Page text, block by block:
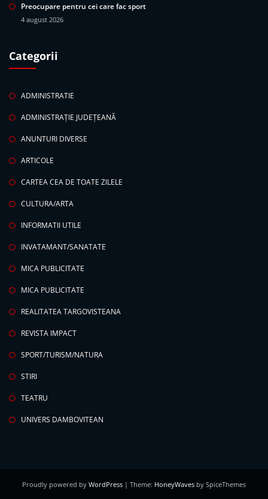
Preocupare pentru cei care fac sport
4 august 2026
Categorii
ADMINISTRATIE
ADMINISTRAȚIE JUDEȚEANĂ
ANUNTURI DIVERSE
ARTICOLE
CARTEA CEA DE TOATE ZILELE
CULTURA/ARTA
INFORMATII UTILE
INVATAMANT/SANATATE
MICA PUBLICITATE
MICA PUBLICITATE
REALITATEA TARGOVISTEANA
REVISTA IMPACT
SPORT/TURISM/NATURA
STIRI
TEATRU
UNIVERS DAMBOVITEAN
Proudly powered by WordPress | Theme: HoneyWaves by SpiceThemes